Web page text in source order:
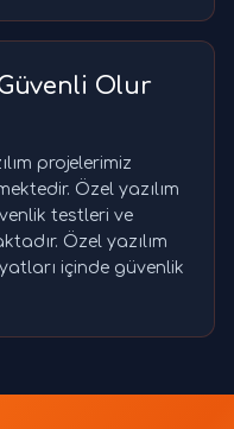
Olur
projelerimiz
Özel yazılım
testleri ve
Özel yazılım
içinde güvenlik